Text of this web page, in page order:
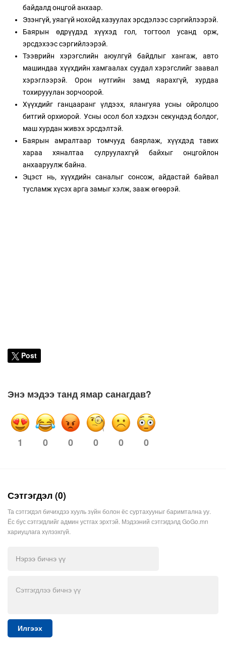
байдалд онцгой анхаар.
Эзэнгүй, уяагүй нохойд хазуулах эрсдэлээс сэргийлээрэй.
Баярын өдрүүдэд хүүхэд гол, тогтоол усанд орж,
эрсдэхээс сэргийлээрэй.
Тээврийн хэрэгслийн аюулгүй байдлыг хангаж, авто
машиндаа хүүхдийн хамгаалах суудал хэрэгслийг заавал
хэрэглээрэй. Орон нутгийн замд яарахгүй, хурдаа
тохирууулан зорчоорой.
Хүүхдийг ганцааранг үлдээх, ялангуяа усны ойролцоо
битгий орхиорой. Усны осол бол хэдхэн секундэд болдог,
маш хурдан живэх эрсдэлтэй.
Баярын амралтаар томчууд баярлаж, хүүхдэд тавих
хараа хяналтаа сулруулахгүй байхыг онцгойлон
анхааруулж байна.
Эцэст нь, хүүхдийн саналыг сонсож, айдастай байвал
тусламж хүсэх арга замыг хэлж, зааж өгөөрэй.
Post
Энэ мэдээ танд ямар санагдав?
1 0 0 0 0 0
Сэтгэгдэл (0)
Та сэтгэгдэл бичихдээ хууль зүйн болон ёс суртахууныг баримтална уу.
Ёс бус сэтгэгдлийг админ устгах эрхтэй. Мэдээний сэтгэгдэлд GoGo.mn
хариуцлага хүлээхгүй.
Илгээх